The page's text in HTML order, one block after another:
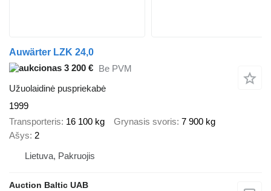
Auwärter LZK 24,0
3 200 € Be PVM
Užuolaidinė puspriekabė
1999
Transporteris 16 100 kg Grynasis svoris 7 900 kg
Ašys 2
Lietuva, Pakruojis
Auction Baltic UAB